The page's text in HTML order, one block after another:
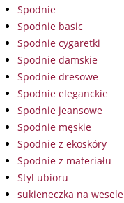
Spodnie
Spodnie basic
Spodnie cygaretki
Spodnie damskie
Spodnie dresowe
Spodnie eleganckie
Spodnie jeansowe
Spodnie męskie
Spodnie z ekoskóry
Spodnie z materiału
Styl ubioru
sukieneczka na wesele